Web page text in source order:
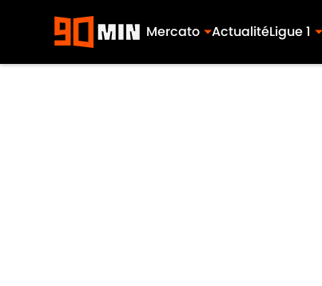
Mercato ActualitéLigue 1